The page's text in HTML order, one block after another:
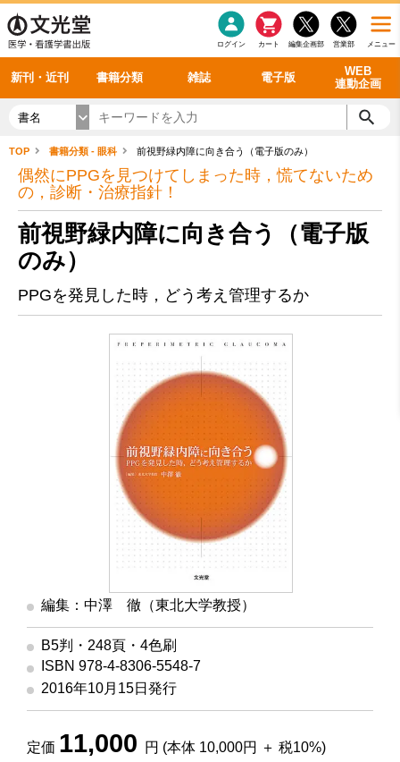
メニュー
営業部
編集企画部
カート
ログイン
新刊・近刊 書籍分類 雑誌 電子版
WEB
連動企画
感染症 老年医学
看護・介護
呼吸器
循環器
シリーズ一覧
雑誌投稿規定
理学療法
雑誌案内・年間購読 最新号 バックナンバー
電子書籍
電子雑誌
書籍「データに基づく臨床動作分析」WEB動画
書籍「眼手術学」WEB動画
書籍「神経症候学 II 改訂第二版」 WEB動画
新刊一覧
今後の発行予定
書名
TOP 書籍分類 - 眼科 前視野緑内障に向き合う（電子版のみ）
偶然にPPGを見つけてしまった時，慌てないため
の，診断・治療指針！
前視野緑内障に向き合う（電子版
のみ）
PPGを発見した時，どう考え管理するか
編集：中澤 徹（東北大学教授）
B5判・248頁・4色刷
ISBN 978-4-8306-5548-7
2016年10月15日発行
定価 11,000 円 (本体 10,000円 ＋ 税10%)